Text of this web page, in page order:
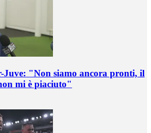
Juve: "Non siamo ancora pronti, il
mi è piaciuto"